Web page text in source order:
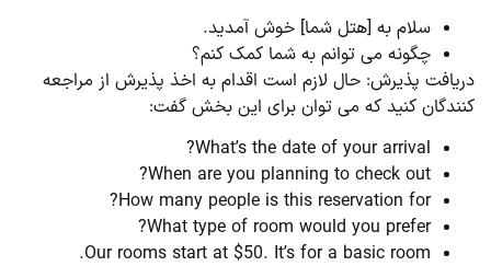
سلام به [هتل شما] خوش آمدید.
چگونه می توانم به شما کمک کنم؟
پذیرش: حال لازم است اقدام به اخذ پذیرش از مراجعه
کنید که می توان برای این بخش گفت:
What’s the date of your arrival?
When are you planning to check out?
How many people is this reservation for?
What type of room would you prefer?
Our rooms start at $50. It’s for a basic room.